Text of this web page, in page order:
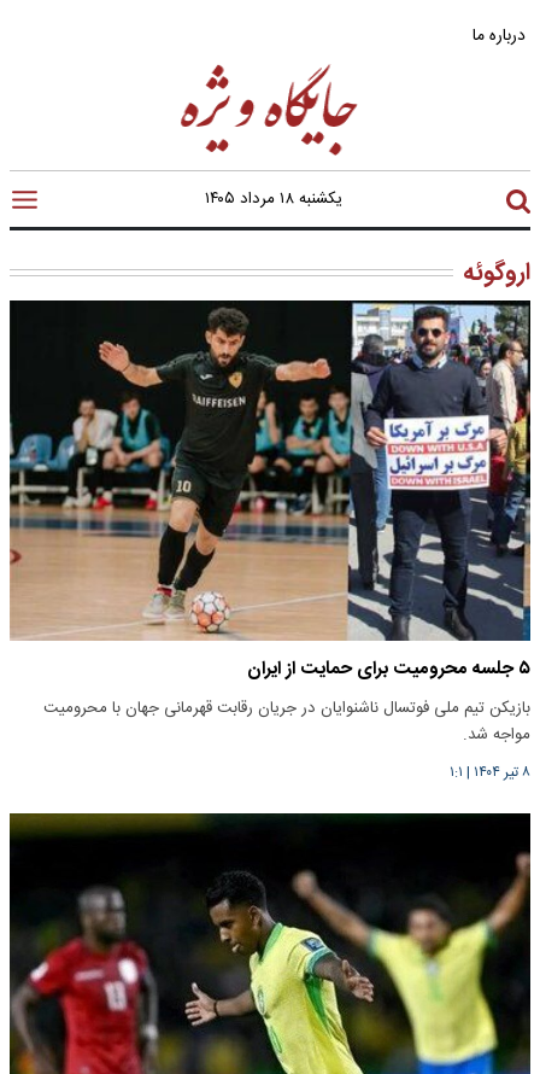
درباره ما
یکشنبه ۱۸ مرداد ۱۴۰۵
اروگوئه
۵ جلسه محرومیت برای حمایت از ایران
بازیکن تیم ملی فوتسال ناشنوایان در جریان رقابت قهرمانی جهان با محرومیت
مواجه شد.
۸ تیر ۱۴۰۴ | ۱:۱